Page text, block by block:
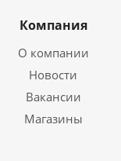
Компания
О компании
Новости
Вакансии
Магазины